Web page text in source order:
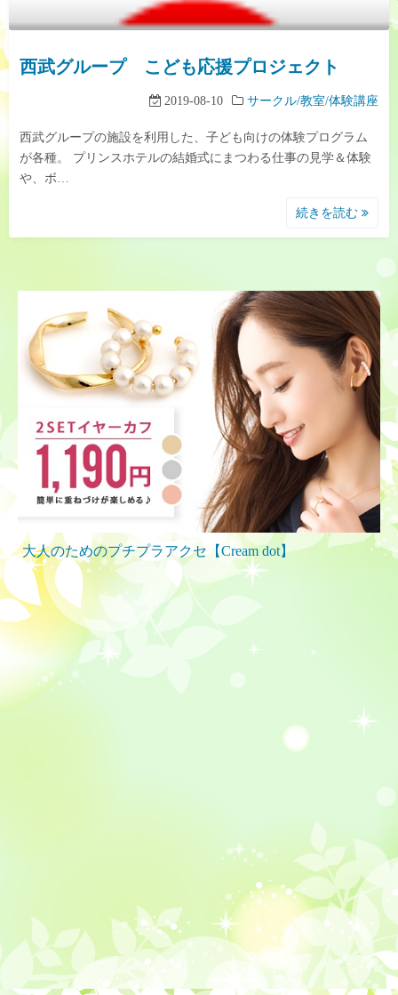
西武グループ こども応援プロジェクト
2019-08-10 サークル/教室/体験講座
西武グループの施設を利用した、子ども向けの体験プログラム
が各種。 プリンスホテルの結婚式にまつわる仕事の見学＆体験
や、ボ…
続きを読む
大人のためのプチプラアクセ【Cream dot】